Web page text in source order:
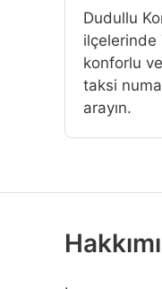
Dudullu
konforlu
taksi
arayın.